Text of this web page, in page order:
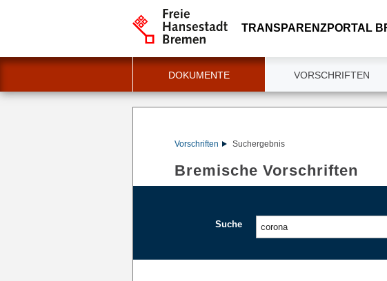
TRANSPARENZPORTAL
DOKUMENTE VORSCHRIFTEN
Vorschriften Suchergebnis
Bremische Vorschriften
Suche